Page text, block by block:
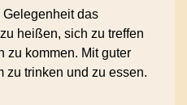
das
heißen, sich zu treffen
zu kommen. Mit guter
zu trinken und zu essen.